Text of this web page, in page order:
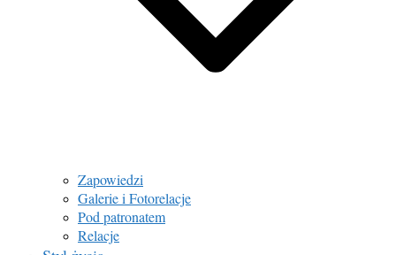
Zapowiedzi
Galerie i Fotorelacje
Pod patronatem
Relacje